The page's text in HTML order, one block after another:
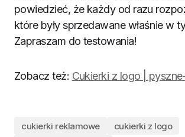
powiedzieć, że każdy od razu
które były sprzedawane właśnie w
Zapraszam do testowania!
Zobacz też: Cukierki z logo |
cukierki reklamowe
cukierki z logo